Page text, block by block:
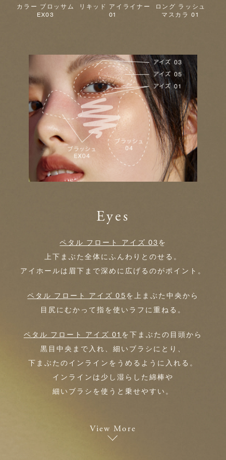
カラー ブロッサム
EX03
リキッド アイライナー
01
ロング ラッシュ
マスカラ 01
Eyes
ペタル フロート アイズ 03を
上下まぶた全体にふんわりとのせる。
アイホールは眉下まで深めに広げるのがポイント。
ペタル フロート アイズ 05を上まぶた中央から
目尻にむかって指を使いラフに重ねる。
ペタル フロート アイズ 01 を下まぶたの目頭から
黒目中央まで入れ、細いブラシにとり、
下まぶたのインラインをうめるように入れる。
インラインは少し湿らした綿棒や
細いブラシを使うと乗せやすい。
View More